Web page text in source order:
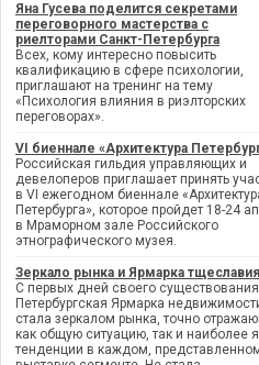
Яна Гусева поделится секретами
переговорного мастерства с
риелторами Санкт-Петербурга
Всех, кому интересно повысить
квалификацию в сфере психологии,
приглашают на тренинг на тему
«Психология влияния в риэлторских
переговорах».
VI биеннале «Архитектура
Российская гильдия управляющих и
девелоперов приглашает принять
в VI ежегодном биеннале
Петербурга», которое пройдет 18-24
в Мраморном зале Российского
этнографического музея.
Зеркало рынка и Ярмарка тщеславия
С первых дней своего существования
Петербургская Ярмарка
стала зеркалом рынка, точно
как общую ситуацию, так и наиболее
тенденции в каждом,